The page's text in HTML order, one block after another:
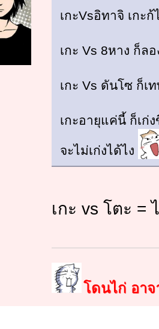
เกะVsอิทาจิ เกะก้
เกะ Vs 8หาง ก็ล
เกะ Vs ดันโซ ก็เ
เกะอายุแค่นี้ ก็เก่
จะไม่เก่งได้ไง
เกะ vs โตะ =
โดนไก่ อา